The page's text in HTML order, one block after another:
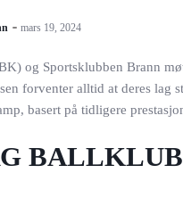
mars 19, 2024
og Sportsklubben Brann
forventer alltid at deres
basert på tidligere